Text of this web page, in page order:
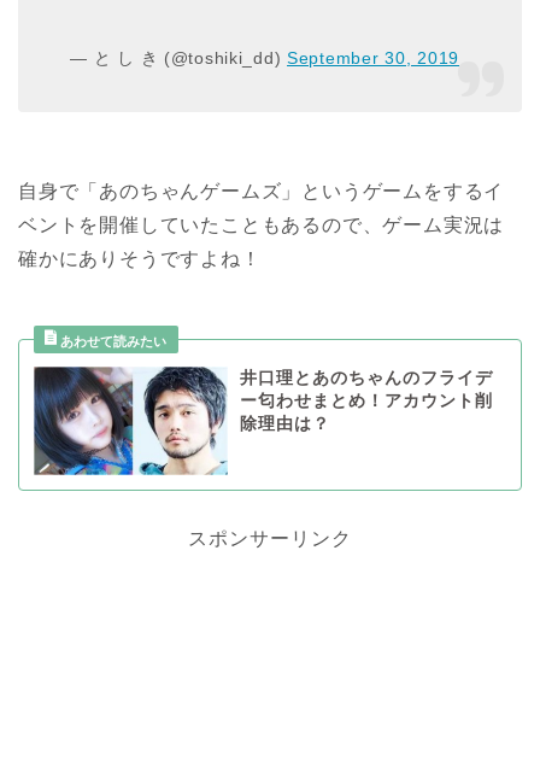
— と し き (@toshiki_dd)September 30, 2019
自身で「あのちゃんゲームズ」というゲームをするイ
ベントを開催していたこともあるので、ゲーム実況は
確かにありそうですよね！
井口理とあのちゃんのフライデ
ー匂わせまとめ！アカウント削
除理由は？
スポンサーリンク